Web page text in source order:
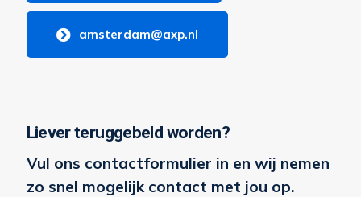
amsterdam@axp.nl
Liever teruggebeld worden?
Vul ons contactformulier in en wij nemen
zo snel mogelijk contact met jou op.